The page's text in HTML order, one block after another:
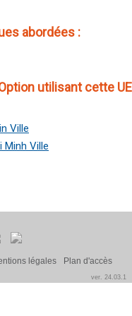
abordées :
utilisant cette UE
Ville
Minh Ville
légales Plan d'accès
ver. 24.03.1